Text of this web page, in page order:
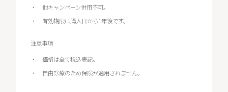
他キャンペーン併用不可。
有効期限は購入日から1年後です。
注意事項
価格は全て税込表記。
自由診療のため保険が適用されません。